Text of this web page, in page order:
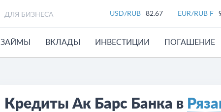
ДЛЯ БИЗНЕСА USD/RUB 82.67 EUR/RUB F
ЗАЙМЫ ВКЛАДЫ ИНВЕСТИЦИИ ПОГАШЕНИЕ
Кредиты Ак Барс Банка в